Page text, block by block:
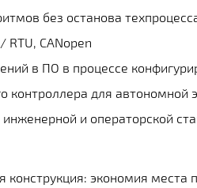
без останова
RTU, CANopen
в ПО в процессе
контроллера для автономной
и операторской
конструкция: экономия места